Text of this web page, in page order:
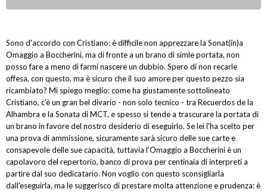
Sono d'accordo con Cristiano: è difficile non apprezzare la Sonat(in)a
Omaggio a Boccherini, ma di fronte a un brano di simle portata, non
posso fare a meno di farmi nascere un dubbio. Spero di non recarle
offesa, con questo, ma è sicuro che il suo amore per questo pezzo sia
ricambiato? Mi spiego meglio: come ha giustamente sottolineato
Cristiano, c'è un gran bel divario - non solo tecnico - tra Recuerdos de la
Alhambra e la Sonata di MCT, e spesso si tende a trascurare la portata di
un brano in favore del nostro desiderio di eseguirlo. Se lei l'ha scelto per
una prova di ammissione, sicuramente sarà sicuro delle sue carte e
consapevole delle sue capacità, tuttavia l'Omaggio a Boccherini è un
capolavoro del repertorio, banco di prova per centinaia di interpreti a
partire dal suo dedicatario. Non voglio con questo sconsigliarla
dall'eseguirla, ma le suggerisco di prestare molta attenzione e prudenza: è